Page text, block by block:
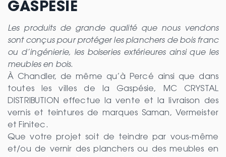
GASPÉSIE
Les produits de grande qualité que nous vendons
sont conçus pour protéger les planchers de bois franc
ou d’ingénierie, les boiseries extérieures ainsi que les
meubles en bois.
À Chandler, de même qu’à Percé ainsi que dans
toutes les villes de la Gaspésie, MC CRYSTAL
DISTRIBUTION effectue la vente et la livraison des
vernis et teintures de marques Saman, Vermeister
et Finitec.
Que votre projet soit de teindre par vous-même
et/ou de vernir des planchers ou des meubles en